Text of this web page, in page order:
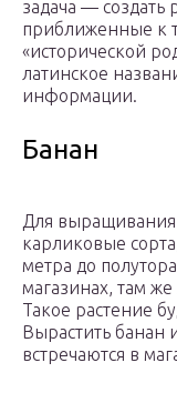
задача — создать
приближенные к
«исторической
латинское
информации.
Банан
Для
карликовые
метра до
магазинах, там
Такое растение
Вырастить банан
встречаются в